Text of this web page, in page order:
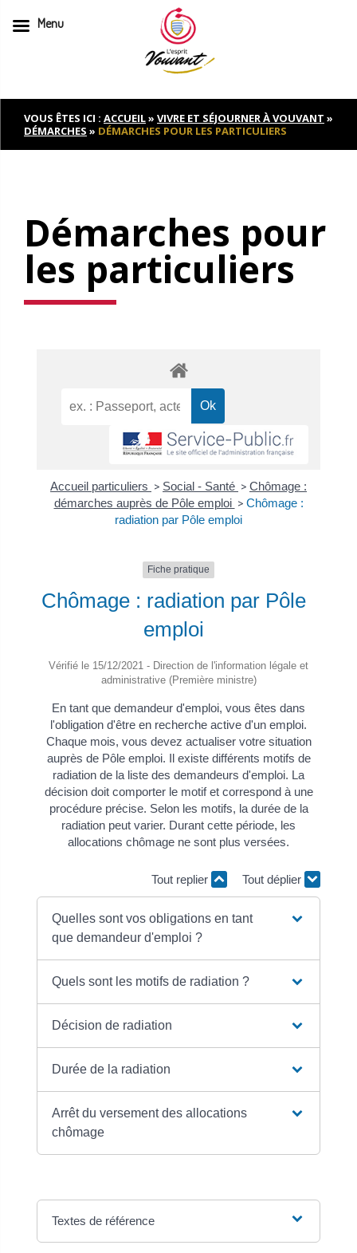
to
contentVOUS ÊTES ICI : ACCUEIL» VIVRE ET SÉJOURNER À VOUVANT »
DÉMARCHES » DÉMARCHES POUR LES PARTICULIERS
Démarches pour
les particuliers
Accueil particuliers > Social - Santé > Chômage :
démarches auprès de Pôle emploi > Chômage :
radiation par Pôle emploi
Fiche pratique
Chômage : radiation par Pôle
emploi
Vérifié le 15/12/2021 - Direction de l'information légale et
administrative (Première ministre)
En tant que demandeur d'emploi, vous êtes dans
l'obligation d'être en recherche active d'un emploi.
Chaque mois, vous devez actualiser votre situation
auprès de Pôle emploi. Il existe différents motifs de
radiation de la liste des demandeurs d'emploi. La
décision doit comporter le motif et correspond à une
procédure précise. Selon les motifs, la durée de la
radiation peut varier. Durant cette période, les
allocations chômage ne sont plus versées.
Tout replier Tout déplier
Quelles sont vos obligations en tant
que demandeur d'emploi ?
Quels sont les motifs de radiation ?
Décision de radiation
Durée de la radiation
Arrêt du versement des allocations
chômage
Textes de référence
Menu